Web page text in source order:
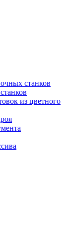
станков
из цветного